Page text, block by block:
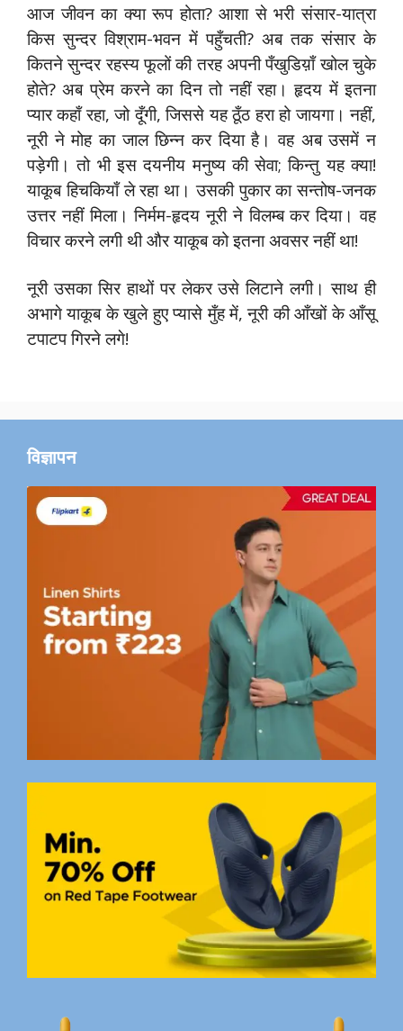
आज जीवन का क्या रूप होता? आशा से भरी संसार-यात्रा
किस सुन्दर विश्राम-भवन में पहुँचती? अब तक संसार के
कितने सुन्दर रहस्य फूलों की तरह अपनी पँखुडिय़ाँ खोल चुके
होते? अब प्रेम करने का दिन तो नहीं रहा। हृदय में इतना
प्यार कहाँ रहा, जो दूँगी, जिससे यह ठूँठ हरा हो जायगा। नहीं,
नूरी ने मोह का जाल छिन्न कर दिया है। वह अब उसमें न
पड़ेगी। तो भी इस दयनीय मनुष्य की सेवा; किन्तु यह क्या!
याकूब हिचकियाँ ले रहा था। उसकी पुकार का सन्तोष-जनक
उत्तर नहीं मिला। निर्मम-हृदय नूरी ने विलम्ब कर दिया। वह
विचार करने लगी थी और याकूब को इतना अवसर नहीं था!
नूरी उसका सिर हाथों पर लेकर उसे लिटाने लगी। साथ ही
अभागे याकूब के खुले हुए प्यासे मुँह में, नूरी की आँखों के आँसू
टपाटप गिरने लगे!
विज्ञापन